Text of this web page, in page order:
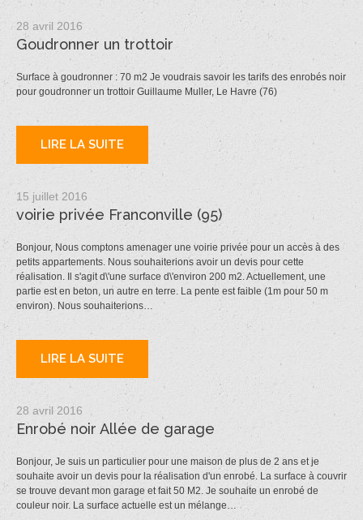
28 avril 2016
Goudronner un trottoir
Surface à goudronner : 70 m2 Je voudrais savoir les tarifs des enrobés noir
pour goudronner un trottoir Guillaume Muller, Le Havre (76)
LIRE LA SUITE
15 juillet 2016
voirie privée Franconville (95)
Bonjour, Nous comptons amenager une voirie privée pour un accès à des
petits appartements. Nous souhaiterions avoir un devis pour cette
réalisation. Il s'agit d\'une surface d\'environ 200 m2. Actuellement, une
partie est en beton, un autre en terre. La pente est faible (1m pour 50 m
environ). Nous souhaiterions…
LIRE LA SUITE
28 avril 2016
Enrobé noir Allée de garage
Bonjour, Je suis un particulier pour une maison de plus de 2 ans et je
souhaite avoir un devis pour la réalisation d'un enrobé. La surface à couvrir
se trouve devant mon garage et fait 50 M2. Je souhaite un enrobé de
couleur noir. La surface actuelle est un mélange…